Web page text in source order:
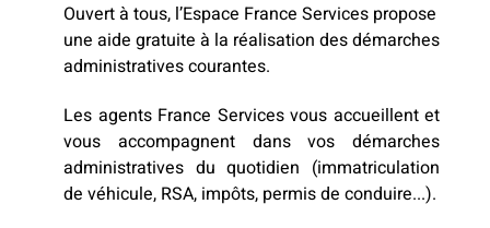
Ouvert à tous, l’Espace France Services propose
une aide gratuite à la réalisation des démarches
administratives courantes.
Les agents France Services vous accueillent et
vous accompagnent dans vos démarches
administratives du quotidien (immatriculation
de véhicule, RSA, impôts, permis de conduire...).